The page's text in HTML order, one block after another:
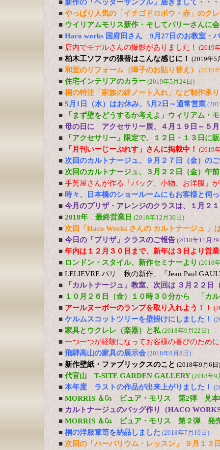
■ 新作の「ヘッダーサンプル」届きまして・・・
■ やっぱり人気の「イチゴドロボウ・赤」のク
■ ウイリアムモリス新作・そしてパリーさんに
■ Haco works 国府田さん 9月27日のお教室・
■ 店内でモデルさんの撮影がありました！ (2019
■ 柏木工ソファの張替はこんな感じに！ (2019年5
■ 和室のリフォーム（障子のお貼り替え） (2019
■ 住宅インテリアのカラー (2019年5月24日)
■ 桐の特注「家族の絆ノート入れ」など制作承
■ 5月1日（水）はお休み、5月2日～通常営業
■
「まず壁をどうするか考えよ」ウィリアム・
■ 母の日に アクセサリー展、４月１９日～５
■
「アクセサリー」限定で、１２日・１３日に
■
「月刊いーじーぷれす」さんに掲載中！ (2019
■ 次回のカルトナージュ、９月２７日（金）の
■ 次回のカルトナージュ、３月２２日（金）午
■ 手芸屋さんが作る「バッグ、小物、お洋服」
■ 時々、日本橋のショールームにもお客様と伺
■ 今月のプリザ・アレンジのクラスは、１月２
■ 2018年 最終営業日 (2018年12月30日)
■ 次回「Haco Works さんの カルトナージュ 」
■ 今日の「プリザ」クラスのご報告 (2018年11月
■ 年内は１２月３０日まで、新年は３日より営
■ ロンドン・スタイル、新作セミナーより (2018
■ LELIEVRE パリ 秋の新作、「Jean Paul
■
「カルトナージュ」教室、次回は ３月２２日
■ １０月２６日（金）１０時３０分から 「カ
■ アールヌーボーのランプを取り入れよう！！
■ ケルムスコットツリーを壁掛けにしました！
■ 家具とウクレレ（楽器）と私(2018年9月22日)
■ 一つ一つが経験になってお客様の喜びのために
■ 飛騨高山の家具の展示会 (2018年9月8日)
■ 新作壁紙・ファブリックスのこと (2018年9月6日)
■ 代官山 T-SITE GARDEN GALLERY (2018年9
■ 本年度 ラストの作品が出来上がりました！
■ MORRIS ＆㏇ ピュア・モリス 第2弾 見本
■ カルトナージュのバッグ作り（HACO
■ MORRIS ＆㏇ ピュア・モリス 第２弾 発
■ 桐の洋服箪笥を納品しました (2018年7月10日)
■ 次回の「ハーバリウム・レッスン」 ９月１３